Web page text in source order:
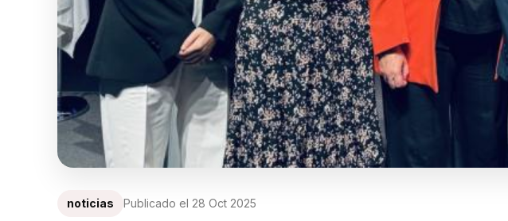
noticias Publicado el 28 Oct 2025